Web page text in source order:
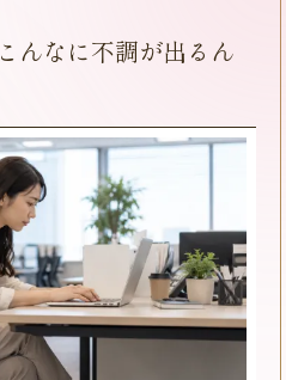
んなに不調が出るん